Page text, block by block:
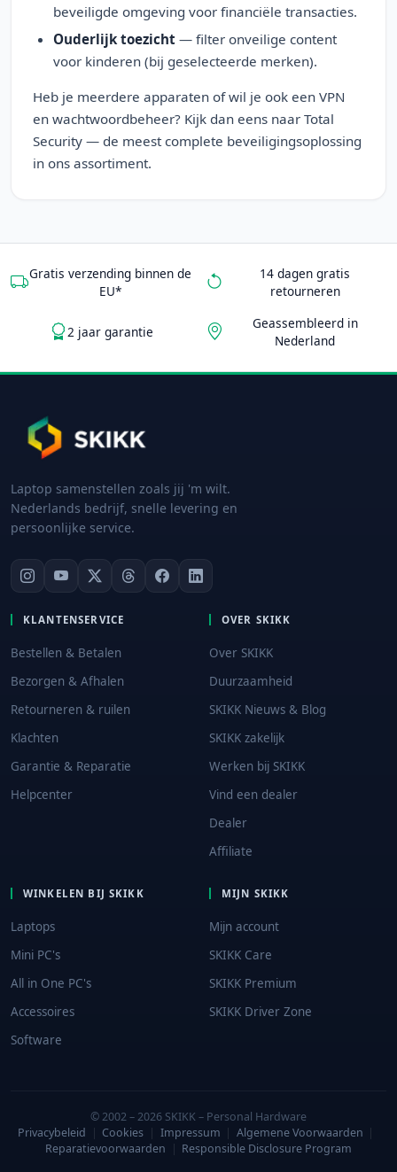
beveiligde omgeving voor financiële transacties.
Ouderlijk toezicht— filter onveilige content
voor kinderen (bij geselecteerde merken).
Heb je meerdere apparaten of wil je ook een VPN
en wachtwoordbeheer? Kijk dan eens naar Total
Security — de meest complete beveiligingsoplossing
in ons assortiment.
Gratis verzending binnen de
EU*
14 dagen gratis
retourneren
2 jaar garantie
Geassembleerd in
Nederland
Laptop samenstellen zoals jij 'm wilt.
Nederlands bedrijf, snelle levering en
persoonlijke service.
KLANTENSERVICE
Bestellen & Betalen
Bezorgen & Afhalen
Retourneren & ruilen
Klachten
Garantie & Reparatie
Helpcenter
OVER SKIKK
Over SKIKK
Duurzaamheid
SKIKK Nieuws & Blog
SKIKK zakelijk
Werken bij SKIKK
Vind een dealer
Dealer
Affiliate
WINKELEN BIJ SKIKK
Laptops
Mini PC's
All in One PC's
Accessoires
Software
MIJN SKIKK
Mijn account
SKIKK Care
SKIKK Premium
SKIKK Driver Zone
© 2002 – 2026 SKIKK – Personal Hardware
Privacybeleid | Cookies | Impressum | Algemene Voorwaarden |
Reparatievoorwaarden | Responsible Disclosure Program